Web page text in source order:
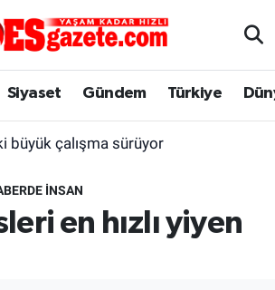
Siyaset Gündem Türkiye
büyük çalışma sürüyor
İNSAN
en hızlı yiyen
Arşivi
Eczaneler
Durumu ve Fikstür